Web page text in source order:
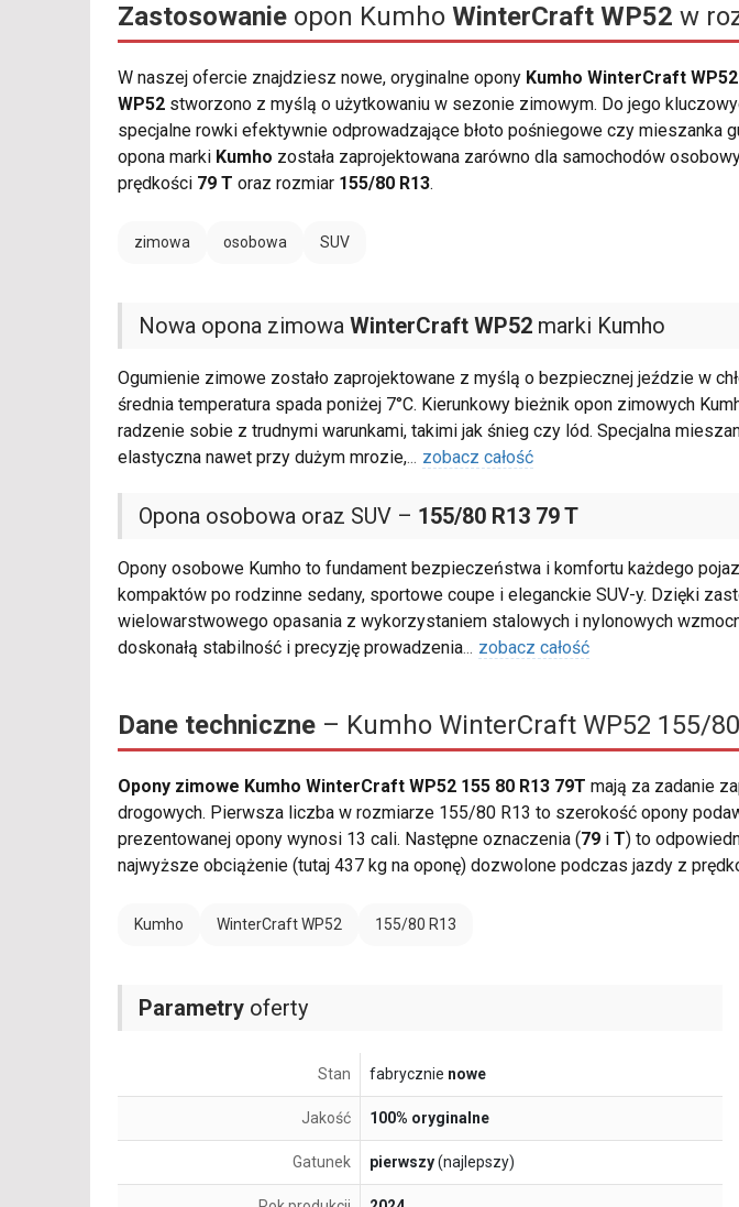
Zastosowanie opon Kumho WinterCraft WP52 w
W naszej ofercie znajdziesz nowe, oryginalne opony Kumho WinterCraft
WP52 stworzono z myślą o użytkowaniu w sezonie zimowym. Do jego
specjalne rowki efektywnie odprowadzające błoto pośniegowe czy mieszanka
opona marki Kumho została zaprojektowana zarówno dla samochodów
prędkości 79 T oraz rozmiar 155/80 R13.
zimowa osobowa SUV
Nowa opona zimowa WinterCraft WP52 marki Kumho
Ogumienie zimowe zostało zaprojektowane z myślą o bezpiecznej jeździe w
średnia temperatura spada poniżej 7°C. Kierunkowy bieżnik opon zimowych
radzenie sobie z trudnymi warunkami, takimi jak śnieg czy lód. Specjalna
elastyczna nawet przy dużym mrozie,... zobacz całość
Opona osobowa oraz SUV – 155/80 R13 79 T
Opony osobowe Kumho to fundament bezpieczeństwa i komfortu każdego
kompaktów po rodzinne sedany, sportowe coupe i eleganckie SUV-y. Dzięki
wielowarstwowego opasania z wykorzystaniem stalowych i nylonowych
doskonałą stabilność i precyzję prowadzenia... zobacz całość
Dane techniczne – Kumho WinterCraft WP52 155/
Opony zimowe Kumho WinterCraft WP52 155 80 R13 79T mają za zadanie
drogowych. Pierwsza liczba w rozmiarze 155/80 R13 to szerokość opony
prezentowanej opony wynosi 13 cali. Następne oznaczenia (79 i T) to
najwyższe obciążenie (tutaj 437 kg na oponę) dozwolone podczas jazdy z
Kumho WinterCraft WP52 155/80 R13
Parametry oferty
Stan fabrycznie nowe
Jakość 100% oryginalne
Gatunek pierwszy(najlepszy)